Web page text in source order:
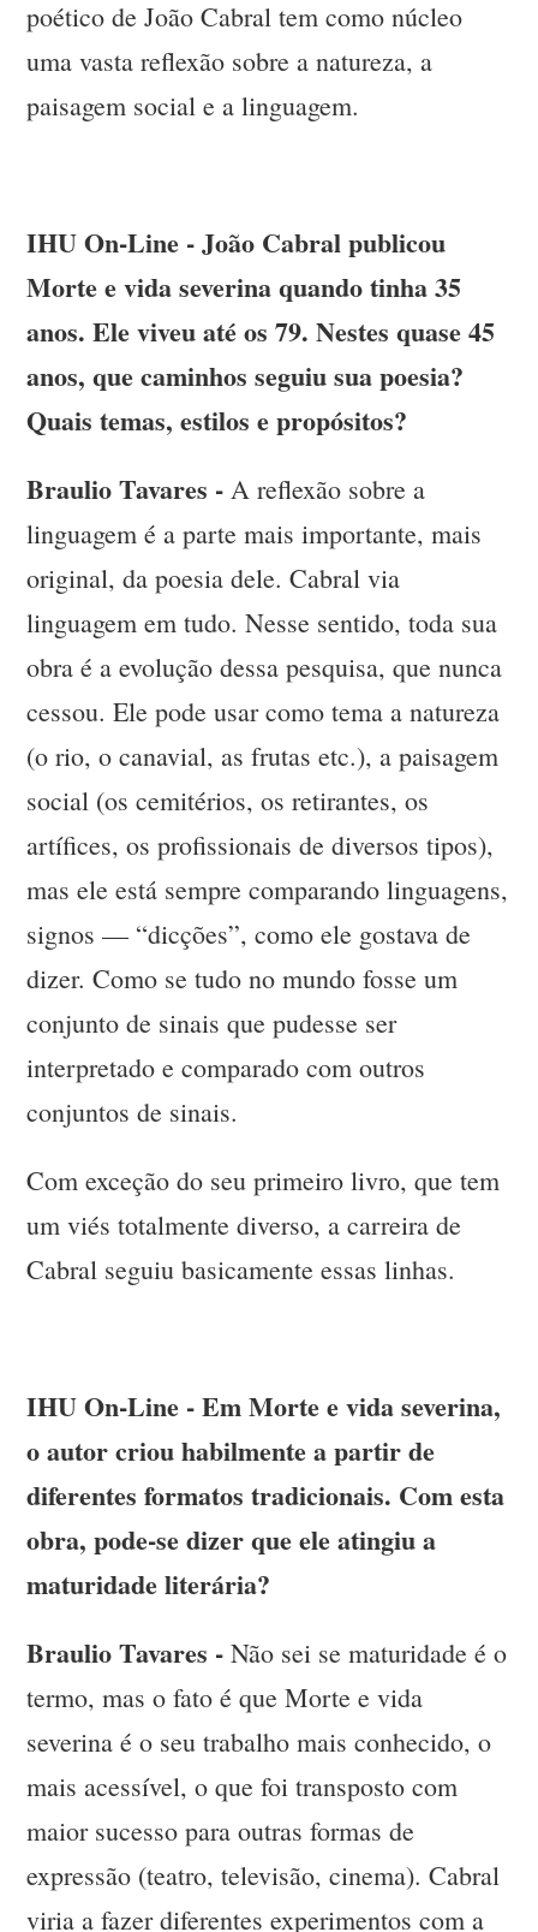
poético de João Cabral tem como núcleo
uma vasta reflexão sobre a natureza, a
paisagem social e a linguagem.
IHU On-Line - João Cabral publicou
Morte e vida severina quando tinha 35
anos. Ele viveu até os 79. Nestes quase 45
anos, que caminhos seguiu sua poesia?
Quais temas, estilos e propósitos?
Braulio Tavares -A reflexão sobre a
linguagem é a parte mais importante, mais
original, da poesia dele. Cabral via
linguagem em tudo. Nesse sentido, toda sua
obra é a evolução dessa pesquisa, que nunca
cessou. Ele pode usar como tema a natureza
(o rio, o canavial, as frutas etc.), a paisagem
social (os cemitérios, os retirantes, os
artífices, os profissionais de diversos tipos),
mas ele está sempre comparando linguagens,
signos — “dicções”, como ele gostava de
dizer. Como se tudo no mundo fosse um
conjunto de sinais que pudesse ser
interpretado e comparado com outros
conjuntos de sinais.
Com exceção do seu primeiro livro, que tem
um viés totalmente diverso, a carreira de
Cabral seguiu basicamente essas linhas.
IHU On-Line - Em Morte e vida severina,
o autor criou habilmente a partir de
diferentes formatos tradicionais. Com esta
obra, pode-se dizer que ele atingiu a
maturidade literária?
Braulio Tavares -Não sei se maturidade é o
termo, mas o fato é que Morte e vida
severina é o seu trabalho mais conhecido, o
mais acessível, o que foi transposto com
maior sucesso para outras formas de
expressão (teatro, televisão, cinema). Cabral
viria a fazer diferentes experimentos com a